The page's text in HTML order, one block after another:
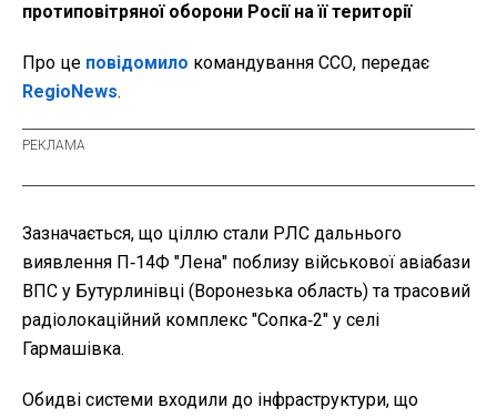
протиповітряної оборони Росії на її території
Про це повідомило командування ССО, передає
RegioNews.
Зазначається, що ціллю стали РЛС дальнього
виявлення П‑14Ф "Лена" поблизу військової авіабази
ВПС у Бутурлинівці (Воронезька область) та трасовий
радіолокаційний комплекс "Сопка‑2" у селі
Гармашівка.
Обидві системи входили до інфраструктури, що